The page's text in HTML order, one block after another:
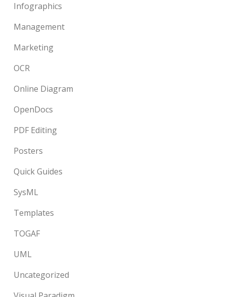
Infographics
Management
Marketing
OCR
Online Diagram
OpenDocs
PDF Editing
Posters
Quick Guides
SysML
Templates
TOGAF
UML
Uncategorized